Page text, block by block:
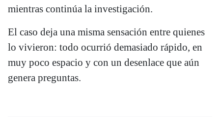
mientras continúa la investigación.
El caso deja una misma sensación entre quienes
lo vivieron: todo ocurrió demasiado rápido, en
muy poco espacio y con un desenlace que aún
genera preguntas.